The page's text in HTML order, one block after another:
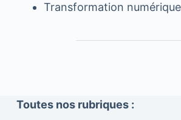
Transformation numérique
Toutes nos rubriques :